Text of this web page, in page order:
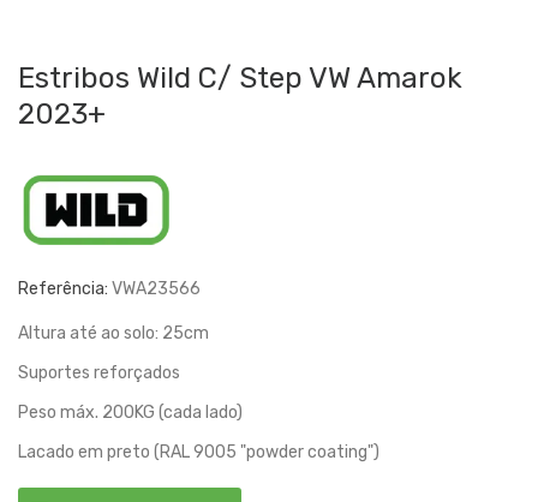
Estribos Wild C/ Step VW Amarok
2023+
Referência: VWA23566
Altura até ao solo: 25cm
Suportes reforçados
Peso máx. 200KG (cada lado)
Lacado em preto (RAL 9005 "powder coating")